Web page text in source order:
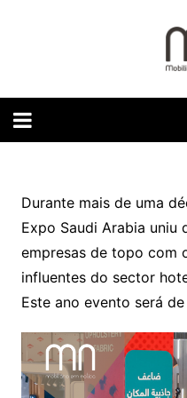
Durante mais de uma
Expo Saudi Arabia uniu
empresas de topo com
influentes do sector
Este ano evento será